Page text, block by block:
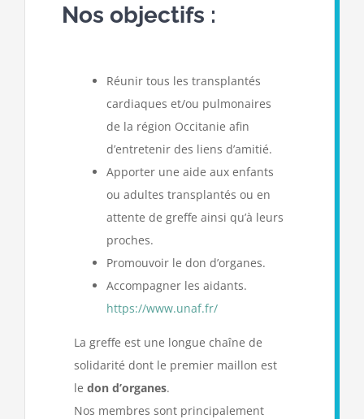
Nos objectifs :
Réunir tous les transplantés
cardiaques et/ou pulmonaires
de la région Occitanie afin
d’entretenir des liens d’amitié.
Apporter une aide aux enfants
ou adultes transplantés ou en
attente de greffe ainsi qu’à leurs
proches.
Promouvoir le don d’organes.
Accompagner les aidants.
https://www.unaf.fr/
La greffe est une longue chaîne de
solidarité dont le premier maillon est
le don d’organes.
Nos membres sont principalement